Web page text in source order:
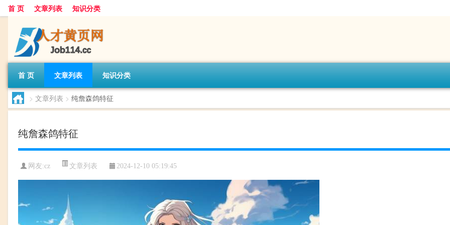
首 页 文章列表 知识分类
首 页 文章列表 知识分类
> 文章列表 > 纯詹森鸽特征
纯詹森鸽特征
网友:cz 文章列表 2024-12-10 05:19:45